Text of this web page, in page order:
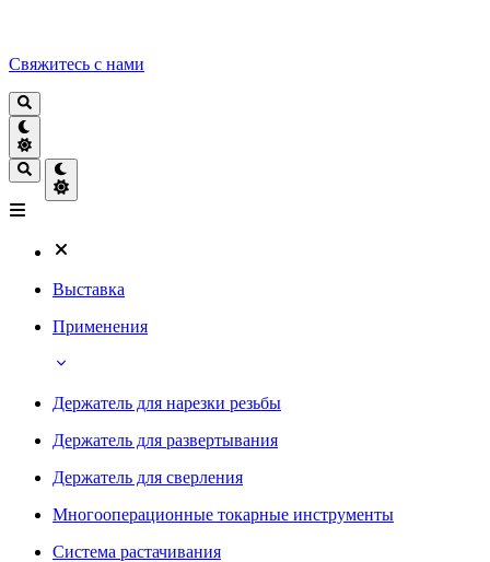
Свяжитесь с нами
Выставка
Применения
Держатель для нарезки резьбы
Держатель для развертывания
Держатель для сверления
Многооперационные токарные инструменты
Система растачивания